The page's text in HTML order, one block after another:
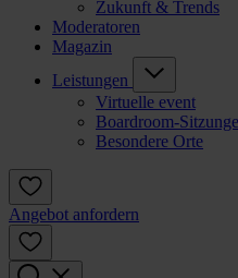
Zukunft & Trends
Moderatoren
Magazin
Leistungen
Virtuelle event
Boardroom-
Besondere Orte
Angebot anfordern